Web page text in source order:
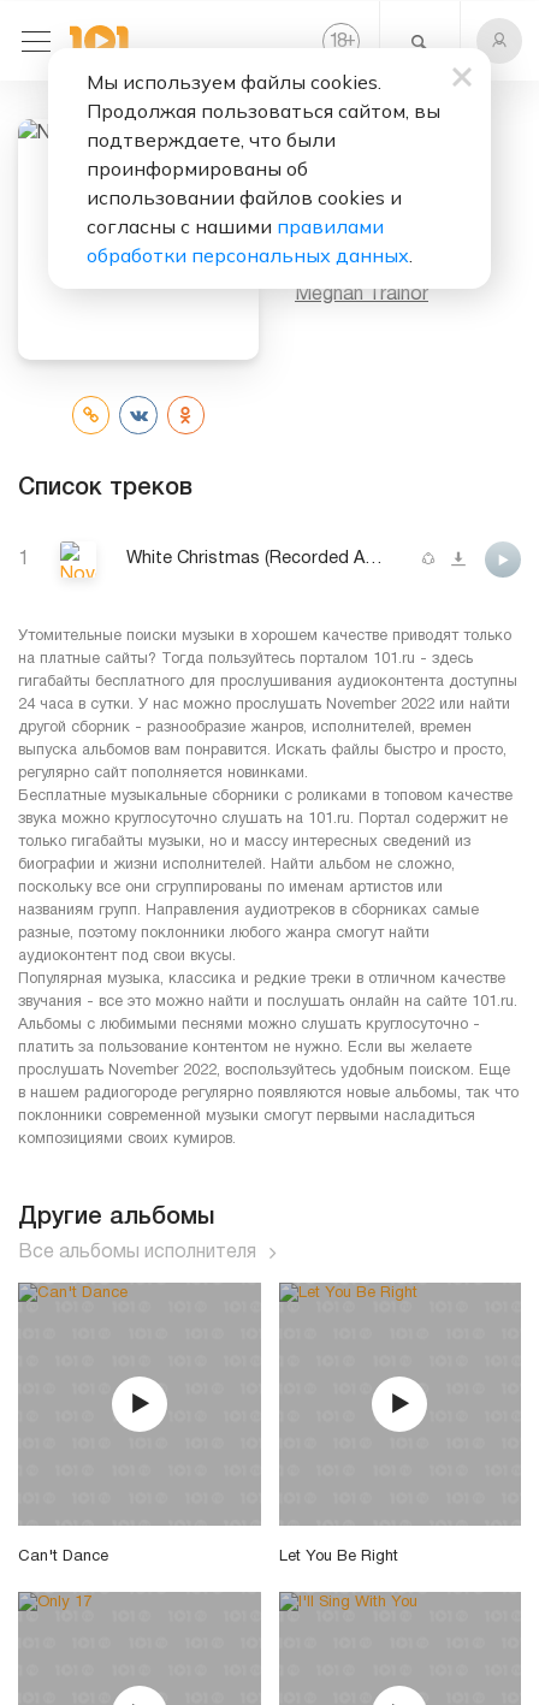
18+
Слушать бесплатно
Исполнитель:
Meghan Trainor
Список треков
1 White Christmas (Recorded At Sound Stage Studios Nashville)
Утомительные поиски музыки в хорошем качестве приводят только
на платные сайты? Тогда пользуйтесь порталом 101.ru - здесь
гигабайты бесплатного для прослушивания аудиоконтента доступны
24 часа в сутки. У нас можно прослушать November 2022 или найти
другой сборник - разнообразие жанров, исполнителей, времен
выпуска альбомов вам понравится. Искать файлы быстро и просто,
регулярно сайт пополняется новинками.
Бесплатные музыкальные сборники с роликами в топовом качестве
звука можно круглосуточно слушать на 101.ru. Портал содержит не
только гигабайты музыки, но и массу интересных сведений из
биографии и жизни исполнителей. Найти альбом не сложно,
поскольку все они сгруппированы по именам артистов или
названиям групп. Направления аудиотреков в сборниках самые
разные, поэтому поклонники любого жанра смогут найти
аудиоконтент под свои вкусы.
Популярная музыка, классика и редкие треки в отличном качестве
звучания - все это можно найти и послушать онлайн на сайте 101.ru.
Альбомы с любимыми песнями можно слушать круглосуточно -
платить за пользование контентом не нужно. Если вы желаете
прослушать November 2022, воспользуйтесь удобным поиском. Еще
в нашем радиогороде регулярно появляются новые альбомы, так что
поклонники современной музыки смогут первыми насладиться
композициями своих кумиров.
Другие альбомы
Все альбомы исполнителя
Can't Dance Let You Be Right
Мы используем файлы cookies.
Продолжая пользоваться сайтом, вы
подтверждаете, что были
проинформированы об
использовании файлов cookies и
согласны с нашими правилами
обработки персональных данных.